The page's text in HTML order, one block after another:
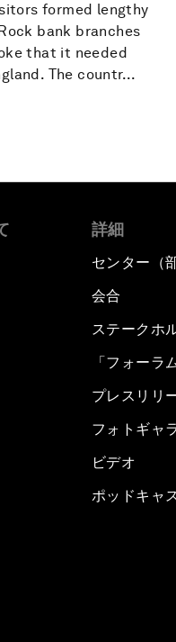
formed lengthy
bank branches
that it needed
The countr...
詳細
センター（
会合
ステークホ
「フォーラ
プレスリリ
フォトギャ
ビデオ
ポッドキャ